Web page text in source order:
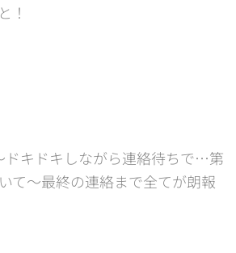
！
ドキドキしながら連絡待ちで…第
て〜最終の連絡まで全てが朗報